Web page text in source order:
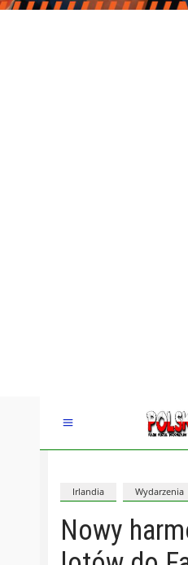
Irlandia Wydarzenia
Nowy